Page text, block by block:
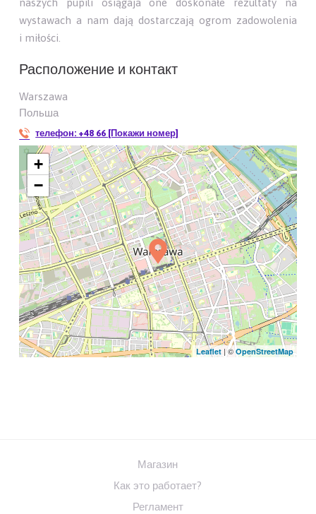
naszych pupili osiągaja one doskonałe rezultaty na
wystawach a nam dają dostarczają ogrom zadowolenia
i miłości.
Расположение и контакт
Warszawa
Польша
телефон: +48 66 [Покажи номер]
+
−
Leaflet| © OpenStreetMap
Магазин
Как это работает?
Регламент